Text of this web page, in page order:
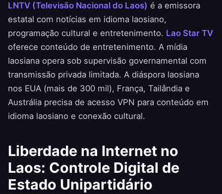
LNTV (Televisão Nacional do Laos) é a emissora
estatal com notícias em idioma laosiano,
programação cultural e entretenimento. Lao Star TV
oferece conteúdo de entretenimento. A mídia
laosiana opera sob supervisão governamental com
transmissão privada limitada. A diáspora laosiana
nos EUA (mais de 300 mil), França, Tailândia e
Austrália precisa de acesso VPN para conteúdo em
idioma laosiano e conexão cultural.
Liberdade na Internet no
Laos: Controle Digital de
Estado Unipartidário